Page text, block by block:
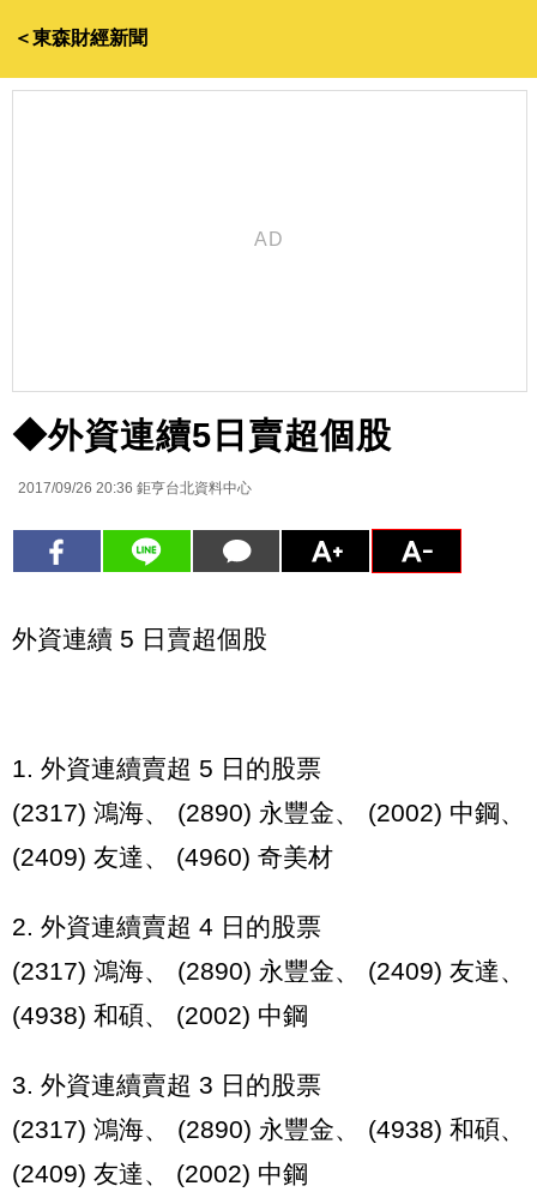
＜東森財經新聞
◆外資連續5日賣超個股
2017/09/26 20:36 鉅亨台北資料中心
外資連續 5 日賣超個股
1. 外資連續賣超 5 日的股票
(2317) 鴻海、 (2890) 永豐金、 (2002) 中鋼、
(2409) 友達、 (4960) 奇美材
2. 外資連續賣超 4 日的股票
(2317) 鴻海、 (2890) 永豐金、 (2409) 友達、
(4938) 和碩、 (2002) 中鋼
3. 外資連續賣超 3 日的股票
(2317) 鴻海、 (2890) 永豐金、 (4938) 和碩、
(2409) 友達、 (2002) 中鋼